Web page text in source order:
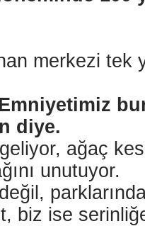
merkezi tek
diye.
ağaç
unutuyor.
biz ise